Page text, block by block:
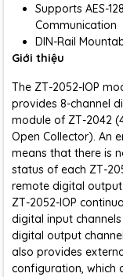
Supports AES-
Communication
DIN-Rail
Giới thiệu
The ZT-2052-IOP
provides 8-channel
module of ZT-2042
Open Collector). An
means that there is
status of each ZT-
remote digital
ZT-2052-IOP
digital input
digital output
also provides
configuration, which